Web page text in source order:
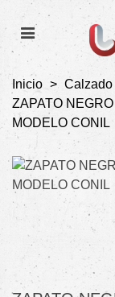
Inicio > Calzado
ZAPATO
MODELO CONIL